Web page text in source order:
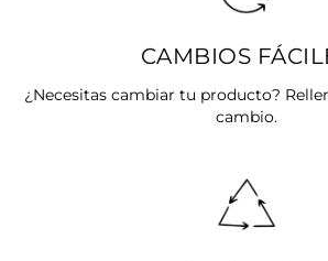
CAMBIOS
¿Necesitas cambiar tu producto?
cambio.